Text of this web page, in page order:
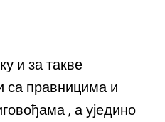
и за такве
са правницима и
, а уједино